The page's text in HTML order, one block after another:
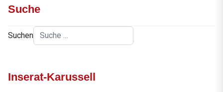
Suche
Suchen
Inserat-Karussell